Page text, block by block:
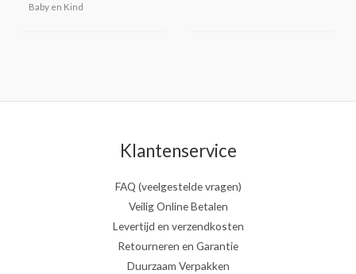
Baby en Kind
Klantenservice
FAQ (veelgestelde vragen)
Veilig Online Betalen
Levertijd en verzendkosten
Retourneren en Garantie
Duurzaam Verpakken